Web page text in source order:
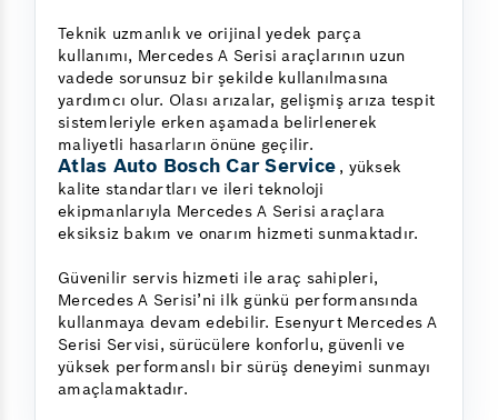
Teknik uzmanlık ve orijinal yedek parça
kullanımı, Mercedes A Serisi araçlarının uzun
vadede sorunsuz bir şekilde kullanılmasına
yardımcı olur. Olası arızalar, gelişmiş arıza tespit
sistemleriyle erken aşamada belirlenerek
maliyetli hasarların önüne geçilir.
Atlas Auto Bosch Car Service , yüksek
kalite standartları ve ileri teknoloji
ekipmanlarıyla Mercedes A Serisi araçlara
eksiksiz bakım ve onarım hizmeti sunmaktadır.
Güvenilir servis hizmeti ile araç sahipleri,
Mercedes A Serisi’ni ilk günkü performansında
kullanmaya devam edebilir. Esenyurt Mercedes A
Serisi Servisi, sürücülere konforlu, güvenli ve
yüksek performanslı bir sürüş deneyimi sunmayı
amaçlamaktadır.